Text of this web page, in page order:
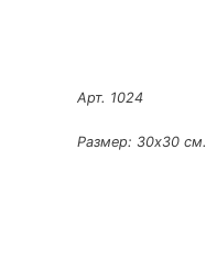
Арт. 1024
Размер: 30х30 см.